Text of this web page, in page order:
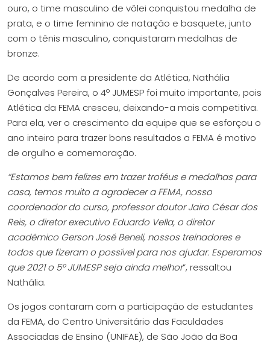
ouro, o time masculino de vôlei conquistou medalha de
prata, e o time feminino de natação e basquete, junto
com o tênis masculino, conquistaram medalhas de
bronze.
De acordo com a presidente da Atlética, Nathália
Gonçalves Pereira, o 4º JUMESP foi muito importante, pois
Atlética da FEMA cresceu, deixando-a mais competitiva.
Para ela, ver o crescimento da equipe que se esforçou o
ano inteiro para trazer bons resultados a FEMA é motivo
de orgulho e comemoração.
“Estamos bem felizes em trazer troféus e medalhas para
casa, temos muito a agradecer a FEMA, nosso
coordenador do curso, professor doutor Jairo César dos
Reis, o diretor executivo Eduardo Vella, o diretor
acadêmico Gerson José Beneli, nossos treinadores e
todos que fizeram o possível para nos ajudar. Esperamos
que 2021 o 5º JUMESP seja ainda melhor”, ressaltou
Nathália.
Os jogos contaram com a participação de estudantes
da FEMA, do Centro Universitário das Faculdades
Associadas de Ensino (UNIFAE), de São João da Boa